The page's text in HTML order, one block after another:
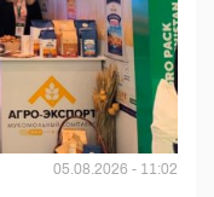
05.08.2026 - 11:02